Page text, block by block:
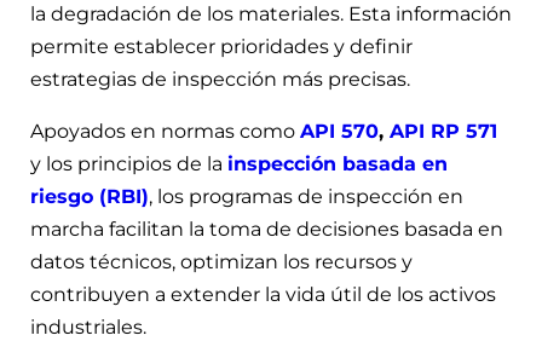
la degradación de los materiales. Esta información
permite establecer prioridades y definir
estrategias de inspección más precisas.
Apoyados en normas como API 570, API RP 571
y los principios de la inspección basada en
riesgo (RBI), los programas de inspección en
marcha facilitan la toma de decisiones basada en
datos técnicos, optimizan los recursos y
contribuyen a extender la vida útil de los activos
industriales.